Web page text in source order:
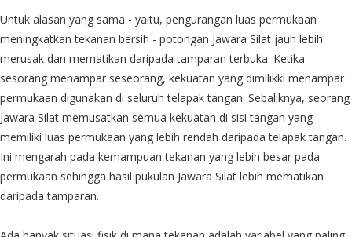
Untuk alasan yang sama - yaitu, pengurangan luas permukaan
meningkatkan tekanan bersih - potongan Jawara Silat jauh lebih
merusak dan mematikan daripada tamparan terbuka. Ketika
sesorang menampar seseorang, kekuatan yang dimilikki menampar
permukaan digunakan di seluruh telapak tangan. Sebaliknya, seorang
Jawara Silat memusatkan semua kekuatan di sisi tangan yang
memiliki luas permukaan yang lebih rendah daripada telapak tangan.
Ini mengarah pada kemampuan tekanan yang lebih besar pada
permukaan sehingga hasil pukulan Jawara Silat lebih mematikan
daripada tamparan.